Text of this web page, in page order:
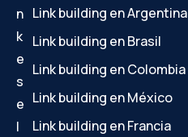
n
k
e
s
e
l
Link building en Argentina
Link building en Brasil
Link building en Colombia
Link building en México
Link building en Francia